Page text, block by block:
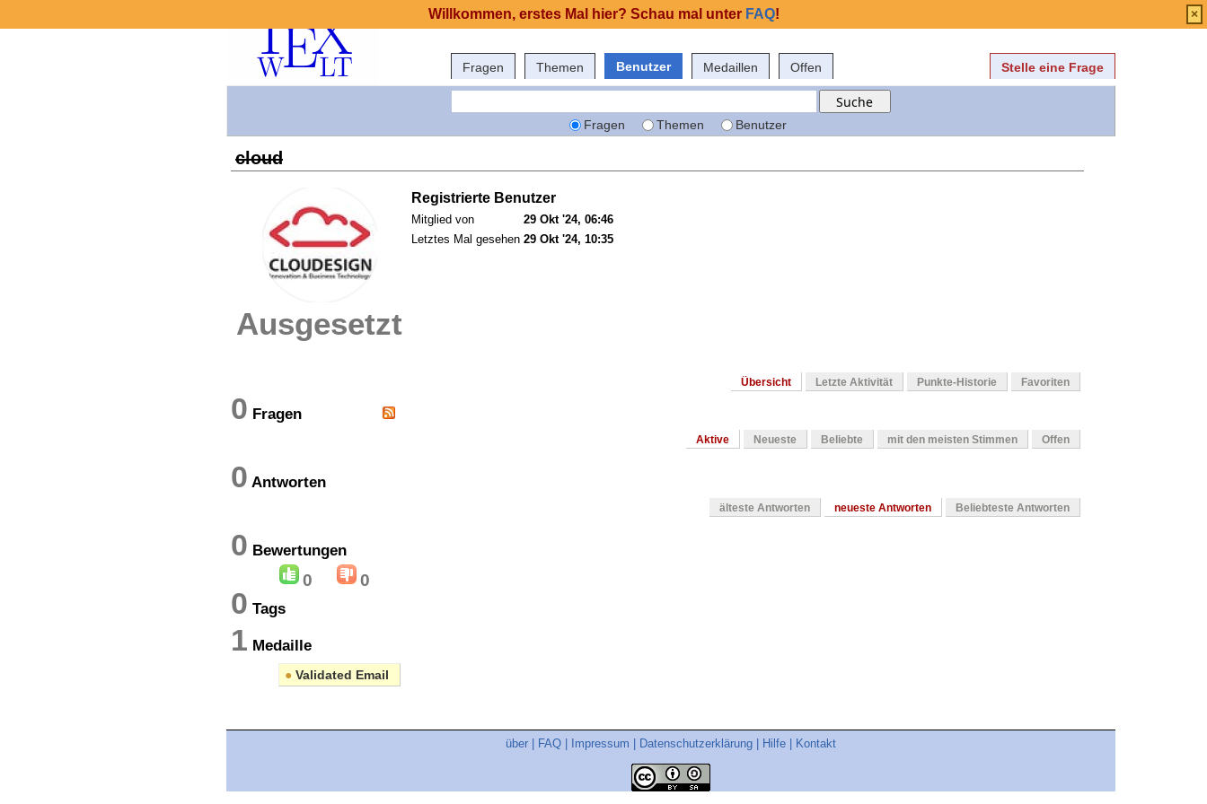
Fragen Themen Benutzer Medaillen Offen Stelle eine Frage
Fragen Themen Benutzer
cloud
Ausgesetzt
Registrierte Benutzer
Mitglied von
29 Okt '24, 06:46
Letztes Mal gesehen 29 Okt '24, 10:35
Übersicht Letzte Aktivität Punkte-Historie Favoriten
0 Fragen
Aktive Neueste Beliebte mit den meisten Stimmen Offen
0 Antworten
älteste Antworten neueste Antworten Beliebteste Antworten
0 Bewertungen
0 0
0 Tags
1 Medaille
● Validated Email
über FAQ Impressum Datenschutzerklärung Hilfe Kontakt
Willkommen, erstes Mal hier? Schau mal unter FAQ! ×